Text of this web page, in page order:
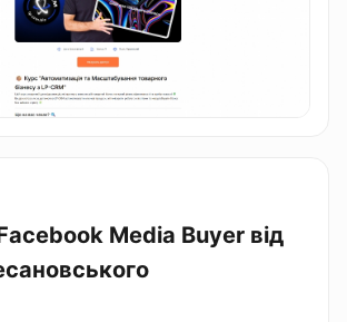
Media Buyer від